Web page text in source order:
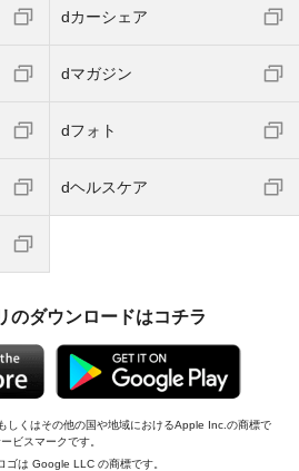
dカーシェア
dマガジン
dフォト
dヘルスケア
のダウンロードはコチラ
しくはその他の国や地域におけるApple Inc.の商標で
ビスマークです。
は Google LLC の商標です。